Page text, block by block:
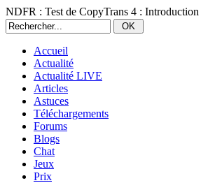
NDFR : Test de CopyTrans 4 : Introduction
Accueil
Actualité
Actualité LIVE
Articles
Astuces
Téléchargements
Forums
Blogs
Chat
Jeux
Prix